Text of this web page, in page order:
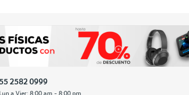
2582 0999
Lun a Vier: 8:00 am - 8:00 pm